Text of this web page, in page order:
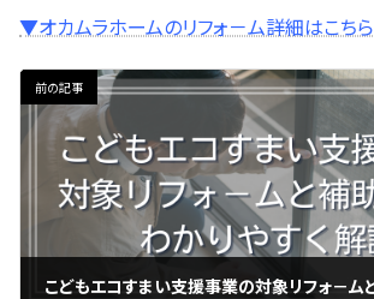
▼オカムラホームのリフォ－ム詳細はこちら
前の記事